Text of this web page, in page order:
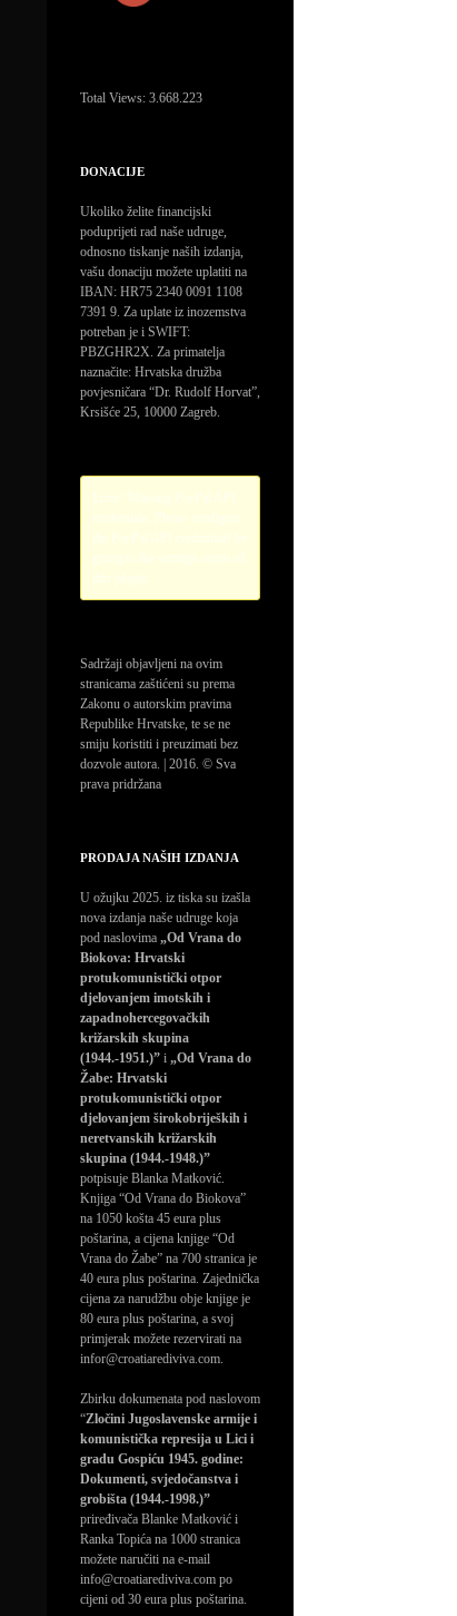
Total Views: 3.668.223
DONACIJE
Ukoliko želite financijski
poduprijeti rad naše udruge,
odnosno tiskanje naših izdanja,
vašu donaciju možete uplatiti na
IBAN: HR75 2340 0091 1108
7391 9. Za uplate iz inozemstva
potreban je i SWIFT:
PBZGHR2X. Za primatelja
naznačite: Hrvatska družba
povjesničara “Dr. Rudolf Horvat”,
Krsišće 25, 10000 Zagreb.
Sadržaji objavljeni na ovim
stranicama zaštićeni su prema
Zakonu o autorskim pravima
Republike Hrvatske, te se ne
smiju koristiti i preuzimati bez
dozvole autora. | 2016. © Sva
prava pridržana
PRODAJA NAŠIH IZDANJA
U ožujku 2025. iz tiska su izašla
nova izdanja naše udruge koja
pod naslovima „Od Vrana do
Biokova: Hrvatski
protukomunistički otpor
djelovanjem imotskih i
zapadnohercegovačkih
križarskih skupina
(1944.-1951.)” i „Od Vrana do
Žabe: Hrvatski
protukomunistički otpor
djelovanjem širokobrijeških i
neretvanskih križarskih
skupina (1944.-1948.)”
potpisuje Blanka Matković.
Knjiga “Od Vrana do Biokova”
na 1050 košta 45 eura plus
poštarina, a cijena knjige “Od
Vrana do Žabe” na 700 stranica je
40 eura plus poštarina. Zajednička
cijena za narudžbu obje knjige je
80 eura plus poštarina, a svoj
primjerak možete rezervirati na
infor@croatiarediviva.com.
Zbirku dokumenata pod naslovom
“Zločini Jugoslavenske armije i
komunistička represija u Lici i
gradu Gospiću 1945. godine:
Dokumenti, svjedočanstva i
grobišta (1944.-1998.)”
priređivača Blanke Matković i
Ranka Topića na 1000 stranica
možete naručiti na e-mail
info@croatiarediviva.com po
cijeni od 30 eura plus poštarina.